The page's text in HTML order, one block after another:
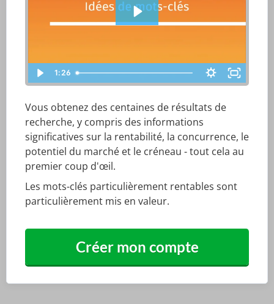
1:26
Vous obtenez des centaines de résultats de
recherche, y compris des informations
significatives sur la rentabilité, la concurrence, le
potentiel du marché et le créneau - tout cela au
premier coup d'œil.
Les mots-clés particulièrement rentables sont
particulièrement mis en valeur.
Créer mon compte